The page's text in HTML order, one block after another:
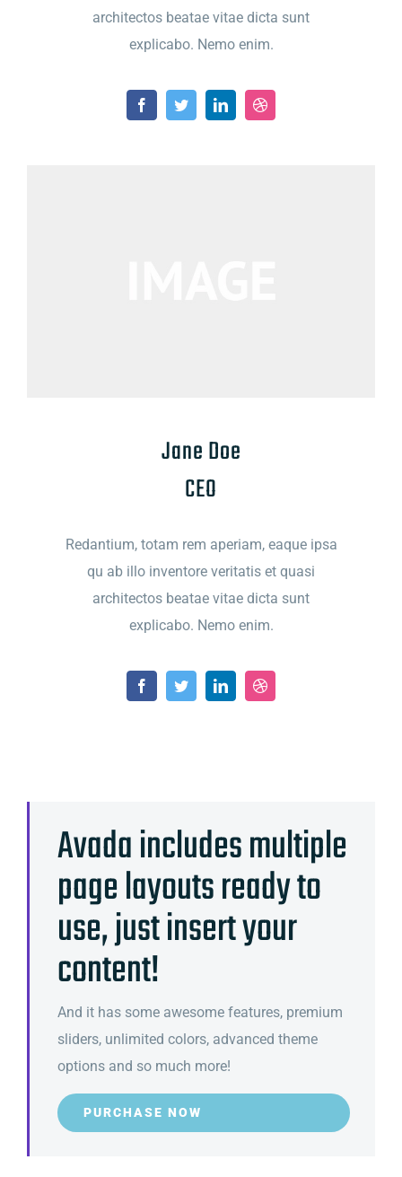
architectos beatae vitae dicta sunt
explicabo. Nemo enim.
Jane Doe
CEO
Redantium, totam rem aperiam, eaque ipsa
qu ab illo inventore veritatis et quasi
architectos beatae vitae dicta sunt
explicabo. Nemo enim.
Avada includes multiple
page layouts ready to
use, just insert your
content!
And it has some awesome features, premium
sliders, unlimited colors, advanced theme
options and so much more!
PURCHASE NOW